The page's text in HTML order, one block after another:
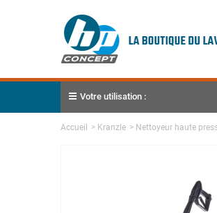
Votre utilisation :
Accueil > Kranzle > Nettoyeur haute